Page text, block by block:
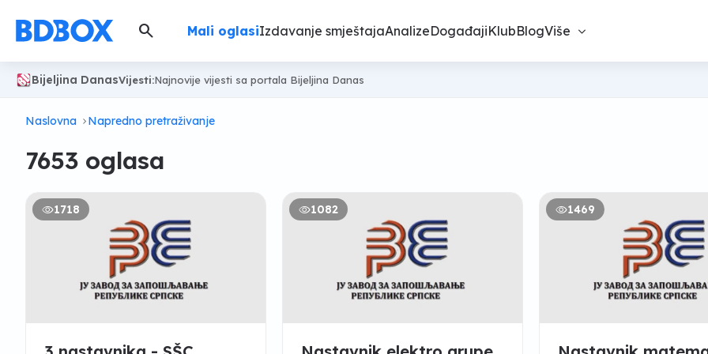
search Mali oglasiIzdavanje smještajaAnalizeDogađajiKlubBlogViše
Bijeljina DanasVijesti:Najnovije vijesti sa portala Bijeljina Danas
Naslovna Napredno pretraživanje
7653 oglasa
1718 1082 1469